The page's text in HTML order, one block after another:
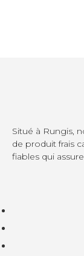
Situé à Rungis,
de produit frais
fiables qui